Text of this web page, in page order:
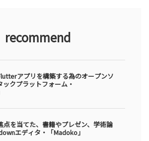
recommend
アプリを構築する為のオープンソ
ックプラットフォーム・
点を当てた、書籍やプレゼン、学術論
エディタ・「Madoko」